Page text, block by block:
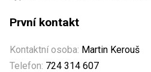
První kontakt
Kontaktní osoba: Martin Kerouš
Telefon: 724 314 607